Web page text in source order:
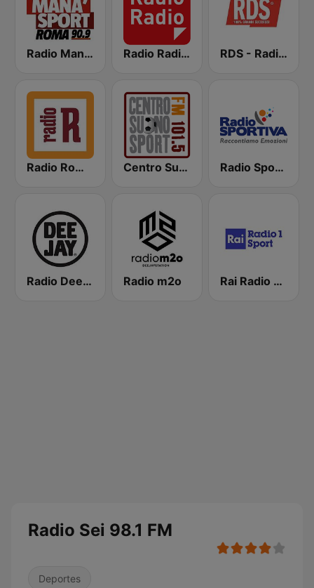
Radio Manà Manà Sport Roma Radio Radio 104.5 FM RDS - Radio Dimensione Suono
Radio Romanista Centro Suono Sport Radio Sportiva
Radio Deejay Radio m2o Rai Radio 1 Sport
Radio Sei 98.1 FM
Deportes